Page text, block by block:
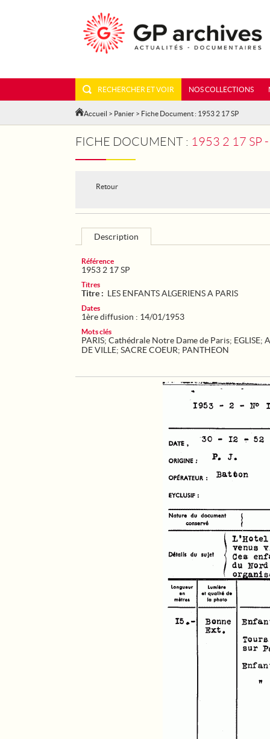
RECHERCHER ET VOIR NOS COLLECTIONS
Accueil > Panier > Fiche Document : 1953 2 17 SP
FICHE DOCUMENT : 1953 2 17 SP -
Retour
Description
Référence
1953 2 17 SP
Titres
Titre : LES ENFANTS ALGERIENS A PARIS
Dates
1ère diffusion : 14/01/1953
Mots clés
PARIS; Cathédrale Notre Dame de Paris; EGLISE;
DE VILLE; SACRE COEUR; PANTHEON